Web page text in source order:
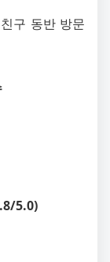
구 동반 방문
5.0)